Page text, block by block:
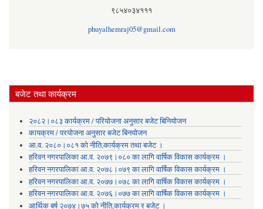
९८५४०३४१११
phuyalhemraj05@gmail.com
बजेट तथा कार्यक्रम
२०८२।०८३ कार्यक्रम / परियोजना अनुसार बजेट बिनियोजन
कायक्रम / परयोजना अनुसार बजेट बिनयोजन
आ.व. २०८०।०८१ को नीति,कार्यक्रम तथा बजेट ।
हरिवन नगरपालिका आ‍.व. २०७९।०८० का लागि वार्षिक विकास कार्यक्रम ।
हरिवन नगरपालिका आ‍.व. २०७८।०७९ का लागि वार्षिक विकास कार्यक्रम ।
हरिवन नगरपालिका आ‍.व. २०७७।०७८ का लागि वार्षिक विकास कार्यक्रम ।
हरिवन नगरपालिका आ‍.व. २०७६।०७७ का लागि वार्षिक विकास कार्यक्रम ।
आर्थिक बर्ष २०७४।७५ को नीति,कार्यक्रम र बजेट ।